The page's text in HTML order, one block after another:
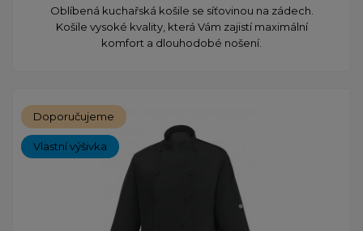
Oblíbená kuchařská košile se síťovinou na zádech.
Košile vysoké kvality, která Vám zajistí maximální
komfort a dlouhodobé nošení.
Doporučujeme
Vlastní výšivka